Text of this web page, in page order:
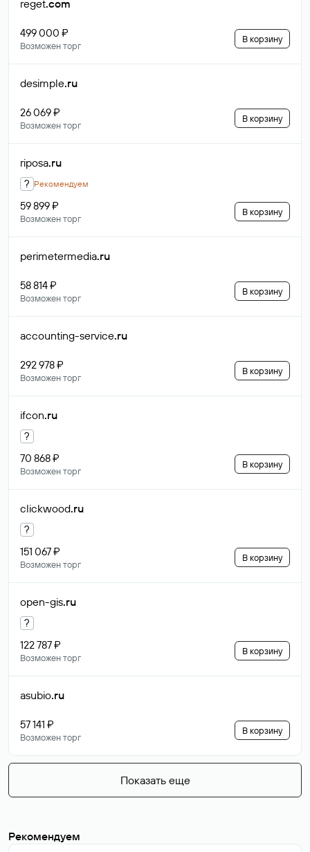
reget.com
499 000 ₽
Возможен торг
В корзину
desimple.ru
26 069 ₽
Возможен торг
В корзину
riposa.ru
? Рекомендуем
59 899 ₽
Возможен торг
В корзину
perimetermedia.ru
58 814 ₽
Возможен торг
В корзину
accounting-service.ru
292 978 ₽
Возможен торг
В корзину
ifcon.ru
?
70 868 ₽
Возможен торг
В корзину
clickwood.ru
?
151 067 ₽
Возможен торг
В корзину
open-gis.ru
?
122 787 ₽
Возможен торг
В корзину
asubio.ru
57 141 ₽
Возможен торг
В корзину
Показать еще
Рекомендуем